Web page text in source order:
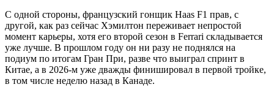
С одной стороны, французский гонщик Haas F1 прав, с
другой, как раз сейчас Хэмилтон переживает непростой
момент карьеры, хотя его второй сезон в Ferrari складывается
уже лучше. В прошлом году он ни разу не поднялся на
подиум по итогам Гран При, разве что выиграл спринт в
Китае, а в 2026-м уже дважды финишировал в первой тройке,
в том числе неделю назад в Канаде.